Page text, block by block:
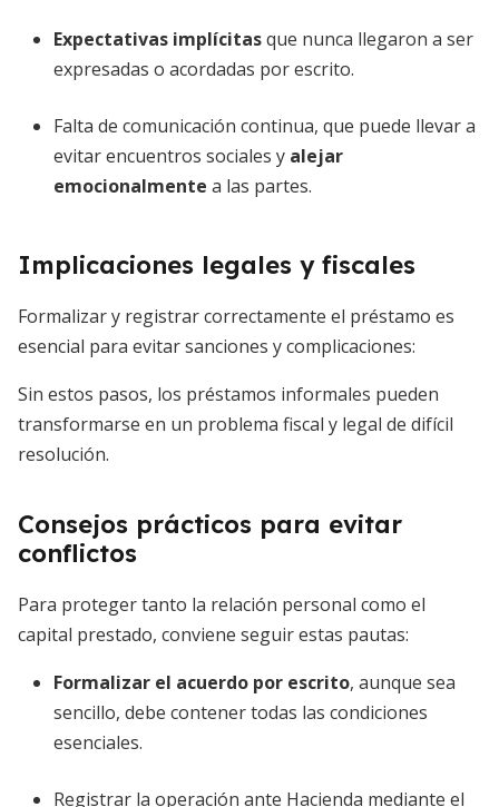
Expectativas implícitasque nunca llegaron a ser
expresadas o acordadas por escrito.
Falta de comunicación continua, que puede llevar a
evitar encuentros sociales y alejar
emocionalmente a las partes.
Implicaciones legales y fiscales
Formalizar y registrar correctamente el préstamo es
esencial para evitar sanciones y complicaciones:
Sin estos pasos, los préstamos informales pueden
transformarse en un problema fiscal y legal de difícil
resolución.
Consejos prácticos para evitar
conflictos
Para proteger tanto la relación personal como el
capital prestado, conviene seguir estas pautas:
Formalizar el acuerdo por escrito, aunque sea
sencillo, debe contener todas las condiciones
esenciales.
Registrar la operación ante Hacienda mediante el